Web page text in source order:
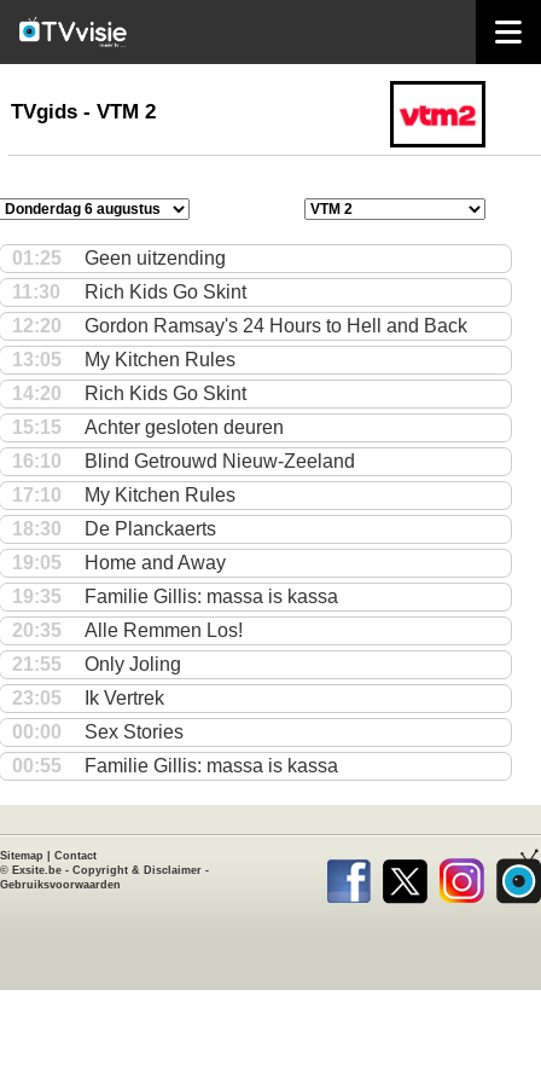
TVgids
TVgids - VTM 2
01:25
Geen uitzending
11:30
Rich Kids Go Skint
12:20
Gordon Ramsay's 24 Hours to Hell and Back
13:05
My Kitchen Rules
14:20
Rich Kids Go Skint
15:15
Achter gesloten deuren
16:10
Blind Getrouwd Nieuw-Zeeland
17:10
My Kitchen Rules
18:30
De Planckaerts
19:05
Home and Away
19:35
Familie Gillis: massa is kassa
20:35
Alle Remmen Los!
21:55
Only Joling
23:05
Ik Vertrek
00:00
Sex Stories
00:55
Familie Gillis: massa is kassa
Sitemap
Contact
© Exsite.be - Copyright & Disclaimer -
Gebruiksvoorwaarden